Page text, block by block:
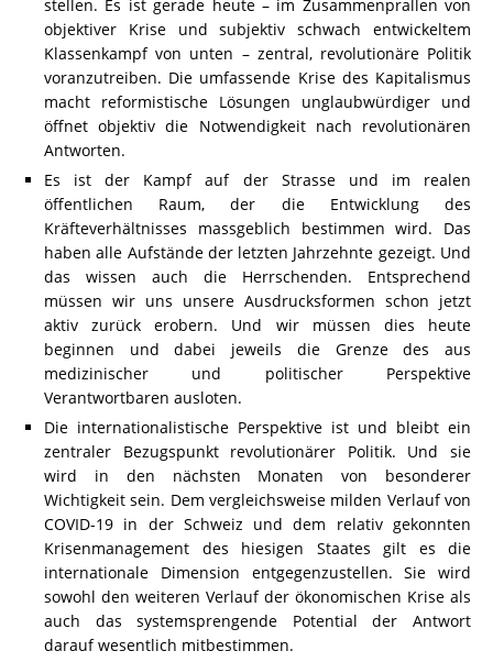
stellen. Es ist gerade heute – im Zusammenprallen von
objektiver Krise und subjektiv schwach entwickeltem
Klassenkampf von unten – zentral, revolutionäre Politik
voranzutreiben. Die umfassende Krise des Kapitalismus
macht reformistische Lösungen unglaubwürdiger und
öffnet objektiv die Notwendigkeit nach revolutionären
Antworten.
Es ist der Kampf auf der Strasse und im realen
öffentlichen Raum, der die Entwicklung des
Kräfteverhältnisses massgeblich bestimmen wird. Das
haben alle Aufstände der letzten Jahrzehnte gezeigt. Und
das wissen auch die Herrschenden. Entsprechend
müssen wir uns unsere Ausdrucksformen schon jetzt
aktiv zurück erobern. Und wir müssen dies heute
beginnen und dabei jeweils die Grenze des aus
medizinischer und politischer Perspektive
Verantwortbaren ausloten.
Die internationalistische Perspektive ist und bleibt ein
zentraler Bezugspunkt revolutionärer Politik. Und sie
wird in den nächsten Monaten von besonderer
Wichtigkeit sein. Dem vergleichsweise milden Verlauf von
COVID-19 in der Schweiz und dem relativ gekonnten
Krisenmanagement des hiesigen Staates gilt es die
internationale Dimension entgegenzustellen. Sie wird
sowohl den weiteren Verlauf der ökonomischen Krise als
auch das systemsprengende Potential der Antwort
darauf wesentlich mitbestimmen.